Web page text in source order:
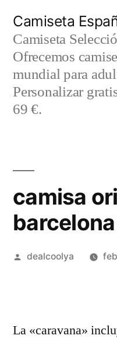
contenido
Camiseta
Camiseta
Ofrecemos
mundial para
Personalizar
69 €.
camisa
barcelona
Publicado
dealcoolya
La «caravana»